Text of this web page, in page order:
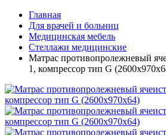
Главная
Для врачей и больниц
Медицинская мебель
Стеллажи медицинские
Матрас противопролежневый
1, компрессор тип G